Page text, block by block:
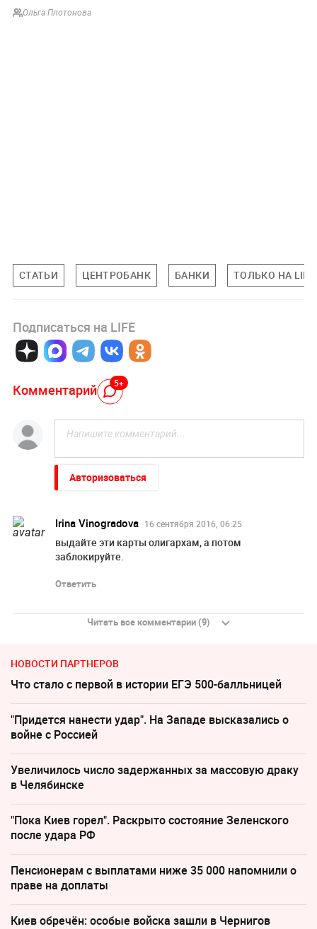
Ольга Плотонова
СТАТЬИ ЦЕНТРОБАНК БАНКИ ТОЛЬКО НА LIFE
Подписаться на LIFE
Комментарий 5+
Авторизоваться
Irina Vinogradova 16 сентября 2016, 06:25
выдайте эти карты олигархам, а потом
заблокируйте.
Ответить
Читать все комментарии (9)
НОВОСТИ ПАРТНЕРОВ
Что стало с первой в истории ЕГЭ 500-балльницей
"Придется нанести удар". На Западе высказались о
войне с Россией
Увеличилось число задержанных за массовую драку
в Челябинске
"Пока Киев горел". Раскрыто состояние Зеленского
после удара РФ
Пенсионерам с выплатами ниже 35 000 напомнили о
праве на доплаты
Киев обречён: особые войска зашли в Чернигов